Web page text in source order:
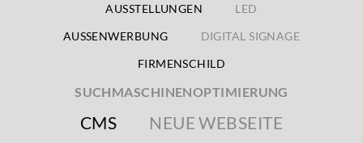
AUSSTELLUNGEN
LED
AUSSENWERBUNG
DIGITAL SIGNAGE
FIRMENSCHILD
SUCHMASCHINENOPTIMIERUNG
CMS
NEUE WEBSEITE